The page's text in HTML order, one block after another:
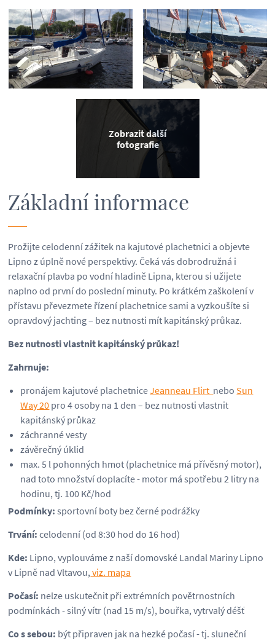
Zobrazit další
fotografie
Základní informace
Prožijte celodenní zážitek na kajutové plachetnici a objevte
Lipno z úplně nové perspektivy. Čeká vás dobrodružná i
relaxační plavba po vodní hladině Lipna, kterou si užijete
naplno od první do poslední minuty. Po krátkém zaškolení v
přístavu převezmete řízení plachetnice sami a vyzkoušíte si
opravdový jachting – bez nutnosti mít kapitánský průkaz.
Bez nutnosti vlastnit kapitánský průkaz!
Zahrnuje:
pronájem kajutové plachetniceJeanneau Flirt neboSun
Way 20 pro 4 osoby na 1 den – bez nutnosti vlastnit
kapitánský průkaz
záchranné vesty
závěrečný úklid
max. 5 l pohonných hmot (plachetnice má přívěsný motor),
nad toto množství doplacíte - motor má spotřebu 2 litry na
hodinu, tj. 100 Kč/hod
Podmínky: sportovní boty bez černé podrážky
Trvání: celodenní (od 8:30 hod do 16 hod)
Kde: Lipno, vyplouváme z naší domovské Landal Mariny Lipno
v Lipně nad Vltavou, viz. mapa
Počasí: nelze uskutečnit při extrémních povětrnostních
podmínkách - silný vítr (nad 15 m/s), bouřka, vytrvalý déšť
Co s sebou: být připraven jak na hezké počasí - tj. sluneční